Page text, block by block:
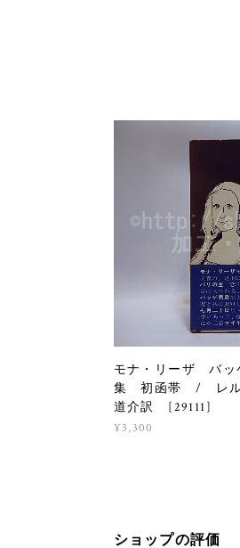
モナ・リーザ バ
集 初函帯 / レル
道介訳 [29111]
¥3,300
ショップの評価